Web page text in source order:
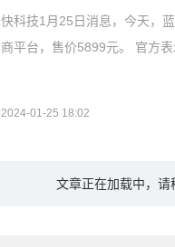
快科技1月25日消息，今天，
商平台，售价5899元。 官方
2024-01-25 18:02
文章正在加载中，请